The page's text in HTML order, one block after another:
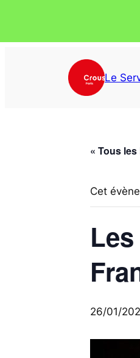
Le
« Tous
Cet
26/01/